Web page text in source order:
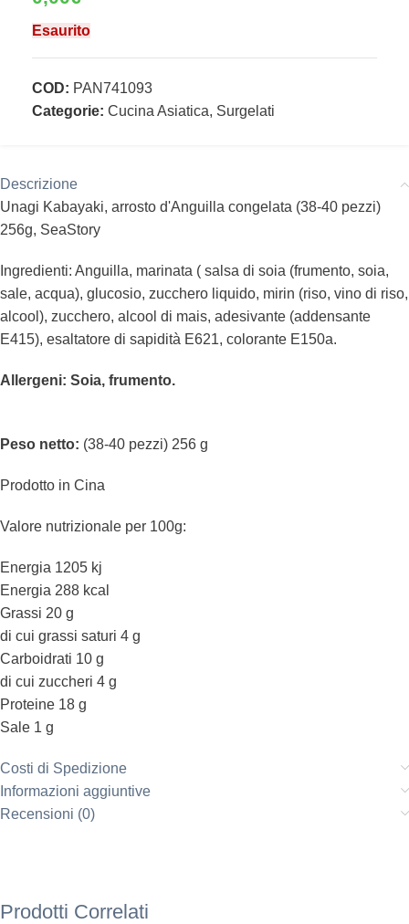
Esaurito
COD: PAN741093
Categorie: Cucina Asiatica, Surgelati
Descrizione
Unagi Kabayaki, arrosto d'Anguilla congelata (38-40 pezzi)
256g, SeaStory
Ingredienti: Anguilla, marinata ( salsa di soia (frumento, soia,
sale, acqua), glucosio, zucchero liquido, mirin (riso, vino di riso,
alcool), zucchero, alcool di mais, adesivante (addensante
E415), esaltatore di sapidità E621, colorante E150a.
Allergeni: Soia, frumento.
Peso netto: (38-40 pezzi) 256 g
Prodotto in Cina
Valore nutrizionale per 100g:
Energia 1205 kj
Energia 288 kcal
Grassi 20 g
di cui grassi saturi 4 g
Carboidrati 10 g
di cui zuccheri 4 g
Proteine 18 g
Sale 1 g
Costi di Spedizione
Informazioni aggiuntive
Recensioni (0)
Prodotti Correlati